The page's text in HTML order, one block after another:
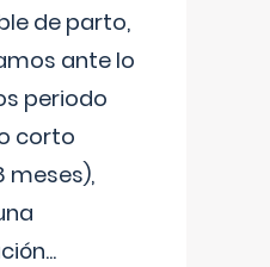
de parto,
ante lo
periodo
corto
meses),
...